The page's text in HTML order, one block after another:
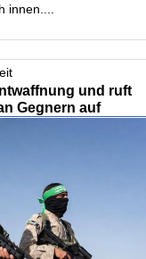
innen....
und ruft
Gegnern auf